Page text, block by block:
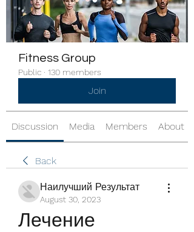
Fitness Group
Public · 130 members
Join
Discussion Media Members About
Back
Наилучший Результат
August 30, 2023
Лечение